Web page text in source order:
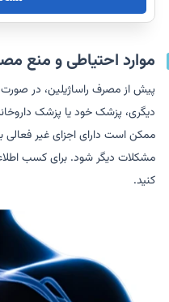
موارد احتیاطی و منع
پیش از مصرف راساژیلین، در
دیگری، پزشک خود یا پزشک
ممکن است دارای اجزای غیر
مشکلات دیگر شود. برای کسب
کنید.